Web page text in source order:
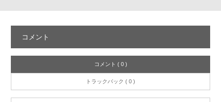
コメント
コメント ( 0 )
トラックバック ( 0 )